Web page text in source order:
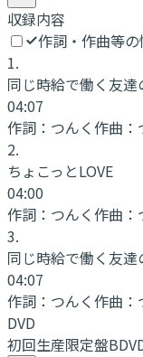
収録内容
作詞・作曲等
1.
同じ時給で働く友達
04:07
作詞： つんく作曲：
2.
ちょこっとLOVE
04:00
作詞： つんく作曲：
3.
同じ時給で働く友達
04:07
作詞： つんく作曲：
DVD
初回生産限定盤